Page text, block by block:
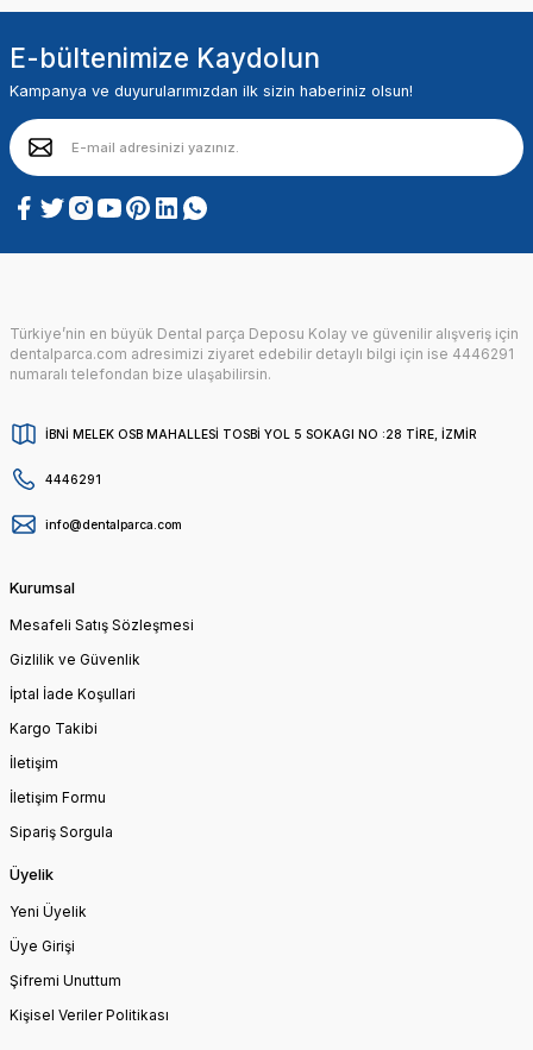
E-bültenimize Kaydolun
Kampanya ve duyurularımızdan ilk sizin haberiniz olsun!
Türkiye’nin en büyük Dental parça Deposu Kolay ve güvenilir alışveriş için
dentalparca.com adresimizi ziyaret edebilir detaylı bilgi için ise 4446291
numaralı telefondan bize ulaşabilirsin.
İBNİ MELEK OSB MAHALLESİ TOSBİ YOL 5 SOKAGI NO :28 TİRE, İZMİR
4446291
info@dentalparca.com
Kurumsal
Mesafeli Satış Sözleşmesi
Gizlilik ve Güvenlik
İptal İade Koşullari
Kargo Takibi
İletişim
İletişim Formu
Sipariş Sorgula
Üyelik
Yeni Üyelik
Üye Girişi
Şifremi Unuttum
Kişisel Veriler Politikası